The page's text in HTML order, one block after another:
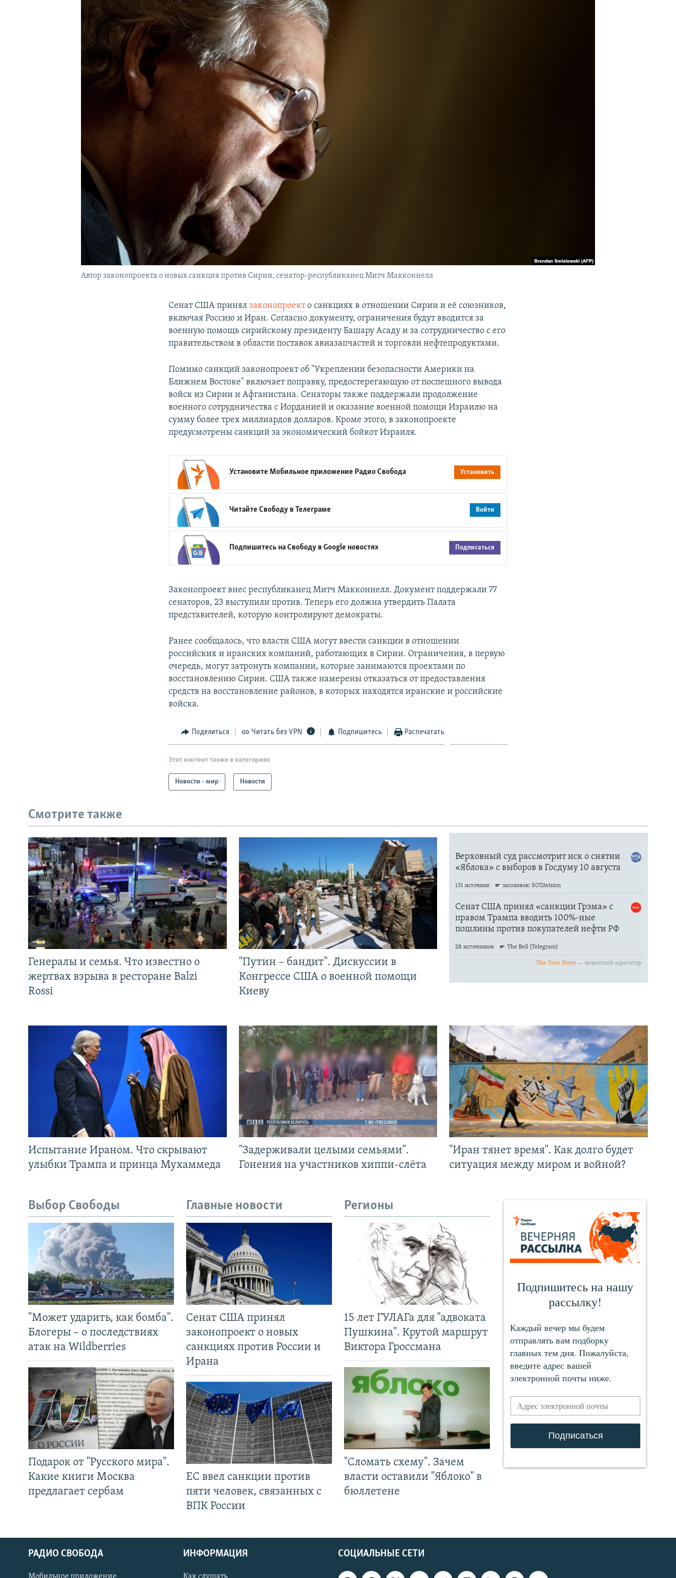
ПОДПИШИТЕСЬ НА РАССЫЛКУ
Автор законопроекта о новых санкция против Сирии, сенатор-республиканец Митч Макконнелл
Сенат США принялзаконопроекто санкциях в отношении Сирии и её союзников,
включая Россию и Иран. Согласно документу, ограничения будут вводится за
военную помощь сирийскому президенту Башару Асаду и за сотрудничество с его
правительством в области поставок авиазапчастей и торговли нефтепродуктами.
Помимо санкций законопроект об "Укреплении безопасности Америки на
Ближнем Востоке" включает поправку, предостерегающую от поспешного вывода
войск из Сирии и Афганистана. Сенаторы также поддержали продолжение
военного сотрудничества с Иорданией и оказание военной помощи Израилю на
сумму более трех миллиардов долларов. Кроме этого, в законопроекте
предусмотрены санкций за экономический бойкот Израиля.
Установите Мобильное приложение Радио Свобода Установить
Читайте Свободу вТелеграме Войти
Подпишитесь на Свободу вGoogle новостях Подписаться
Законопроект внес республиканец Митч Макконнелл. Документ поддержали 77
сенаторов, 23 выступили против. Теперь его должна утвердить Палата
представителей, которую контролируют демократы.
Ранее сообщалось, что власти США могут ввести санкции в отношении
российских и иранских компаний, работающих в Сирии. Ограничения, в первую
очередь, могут затронуть компании, которые занимаются проектами по
восстановлению Сирии. США также намерены отказаться от предоставления
средств на восстановление районов, в которых находятся иранские и российские
войска.
Поделиться Читать без VPN Подпишитесь Распечатать
Этот контент также в категориях
Новости - мир Новости
Смотрите также
Генералы и семья. Что известно о
жертвах взрыва в ресторане Balzi
Rossi
"Путин – бандит". Дискуссии в
Конгрессе США о военной помощи
Киеву
Испытание Ираном. Что скрывают
улыбки Трампа и принца Мухаммеда
"Задерживали целыми семьями".
Гонения на участников хиппи-слёта
"Иран тянет время". Как долго будет
ситуация между миром и войной?
Выбор Свободы
"Может ударить, как бомба".
Блогеры – о последствиях
атак на Wildberries
Подарок от "Русского мира".
Какие книги Москва
предлагает сербам
Главные новости
Сенат США принял
законопроект о новых
санкциях против России и
Ирана
ЕС ввел санкции против
пяти человек, связанных с
ВПК России
Регионы
15 лет ГУЛАГа для "адвоката
Пушкина". Крутой маршрут
Виктора Гроссмана
"Сломать схему". Зачем
власти оставили "Яблоко" в
бюллетене
СОЦИАЛЬНЫЕ СЕТИ
РАДИО СВОБОДА ИНФОРМАЦИЯ